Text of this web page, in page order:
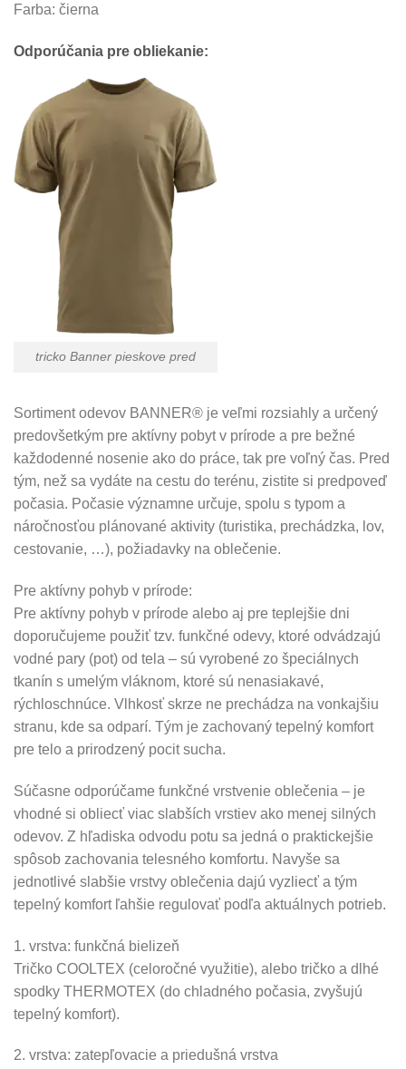
Farba: čierna
Odporúčania pre obliekanie:
tricko Banner pieskove pred
Sortiment odevov BANNER® je veľmi rozsiahly a určený
predovšetkým pre aktívny pobyt v prírode a pre bežné
každodenné nosenie ako do práce, tak pre voľný čas. Pred
tým, než sa vydáte na cestu do terénu, zistite si predpoveď
počasia. Počasie významne určuje, spolu s typom a
náročnosťou plánované aktivity (turistika, prechádzka, lov,
cestovanie, …), požiadavky na oblečenie.
Pre aktívny pohyb v prírode:
Pre aktívny pohyb v prírode alebo aj pre teplejšie dni
doporučujeme použiť tzv. funkčné odevy, ktoré odvádzajú
vodné pary (pot) od tela – sú vyrobené zo špeciálnych
tkanín s umelým vláknom, ktoré sú nenasiakavé,
rýchloschnúce. Vlhkosť skrze ne prechádza na vonkajšiu
stranu, kde sa odparí. Tým je zachovaný tepelný komfort
pre telo a prirodzený pocit sucha.
Súčasne odporúčame funkčné vrstvenie oblečenia – je
vhodné si obliecť viac slabších vrstiev ako menej silných
odevov. Z hľadiska odvodu potu sa jedná o praktickejšie
spôsob zachovania telesného komfortu. Navyše sa
jednotlivé slabšie vrstvy oblečenia dajú vyzliecť a tým
tepelný komfort ľahšie regulovať podľa aktuálnych potrieb.
1. vrstva: funkčná bielizeň
Tričko COOLTEX (celoročné využitie), alebo tričko a dlhé
spodky THERMOTEX (do chladného počasia, zvyšujú
tepelný komfort).
2. vrstva: zatepľovacie a priedušná vrstva